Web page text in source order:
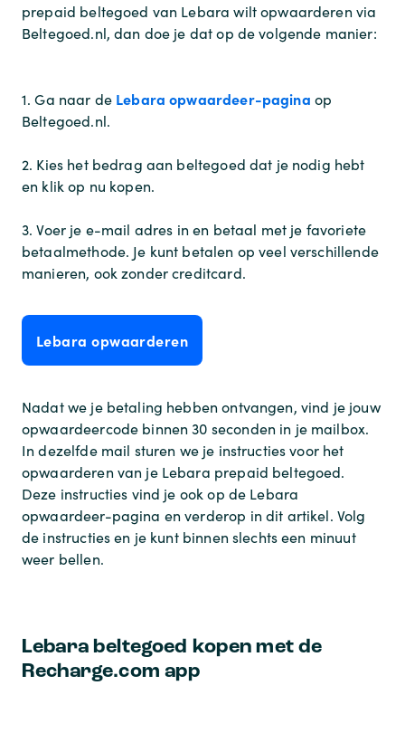
prepaid beltegoed van Lebara wilt opwaarderen via
Beltegoed.nl, dan doe je dat op de volgende manier:
1. Ga naar de Lebara opwaardeer-pagina op
Beltegoed.nl.
2. Kies het bedrag aan beltegoed dat je nodig hebt
en klik op nu kopen.
3. Voer je e-mail adres in en betaal met je favoriete
betaalmethode. Je kunt betalen op veel verschillende
manieren, ook zonder creditcard.
Lebara opwaarderen
Nadat we je betaling hebben ontvangen, vind je jouw
opwaardeercode binnen 30 seconden in je mailbox.
In dezelfde mail sturen we je instructies voor het
opwaarderen van je Lebara prepaid beltegoed.
Deze instructies vind je ook op de Lebara
opwaardeer-pagina en verderop in dit artikel. Volg
de instructies en je kunt binnen slechts een minuut
weer bellen.
Lebara beltegoed kopen met de
Recharge.com app